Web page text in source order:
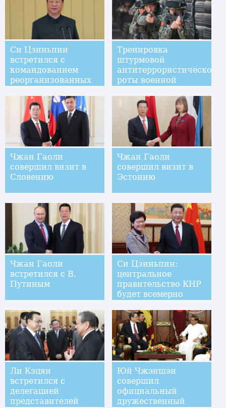
Си Цзиньпин
встретился с
командованием
реорганизованных
корпусного уровня
Тренировка
штурмовой
антитеррористической
роты военной
Чжан Гаоли
совершил визит в
Словению
Чжан Гаоли
совершил визит в
Эстонию
Чжан Гаоли
встретился с В.
Путиным
Си Цзиньпин:
центральное
правительство КНР
будет всемерно
работу
администрации
нового созыва САР
Сянган
Ли Кэцян
встретился с
делегацией
представителей
Юй Чжэншэн
совершил
официальный
дружественный